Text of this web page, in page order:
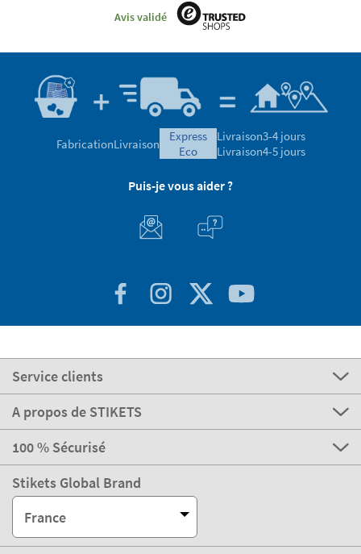
Avis validé
FabricationLivraison
express
eco
Livraison3-4 jours
Livraison4-5 jours
Puis-je vous aider ?
Service clients
A propos de STIKETS
100 % Sécurisé
Stikets Global Brand
France